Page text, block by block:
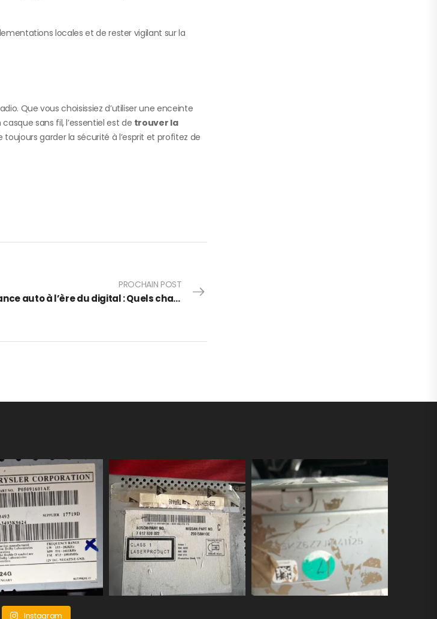
locales et de rester vigilant sur la
Que vous choisissiez d’utiliser une enceinte
sans fil, l’essentiel est de trouver la
toujours garder la sécurité à l’esprit et profitez de
PROCHAIN POST
L’assurance auto à l’ère du digital : Quels changements pour nous, conducteurs ?
Instagram